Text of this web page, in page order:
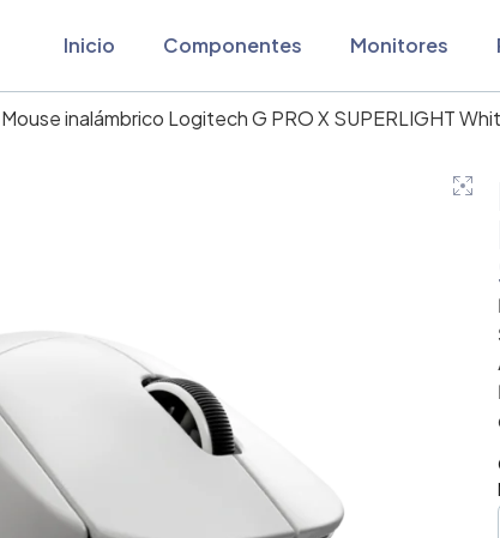
Inicio Componentes Monitores
inalámbrico Logitech G PRO X SUPERLIGHT